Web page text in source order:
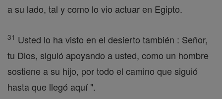
a su lado, tal y como lo vio actuar en Egipto.
31 Usted lo ha visto en el desierto también : Señor,
tu Dios, siguió apoyando a usted, como un hombre
sostiene a su hijo, por todo el camino que siguió
hasta que llegó aquí ".